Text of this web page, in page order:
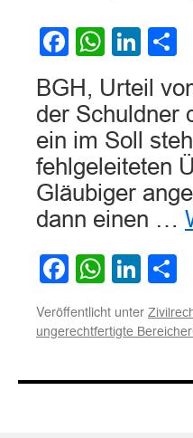
Facebook
BGH, Urteil
der Schuldner
ein im Soll
fehlgeleiteten
Gläubiger
dann einen …
Facebook
Veröffentlicht unter
ungerechtfertigte